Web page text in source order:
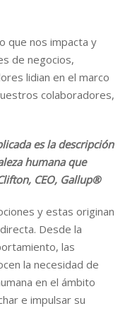
que nos impacta y
de negocios,
lidian en el marco
colaboradores,
es la descripción
humana que
CEO, Gallup®
y estas originan
Desde la
las
la necesidad de
en el ámbito
e impulsar su